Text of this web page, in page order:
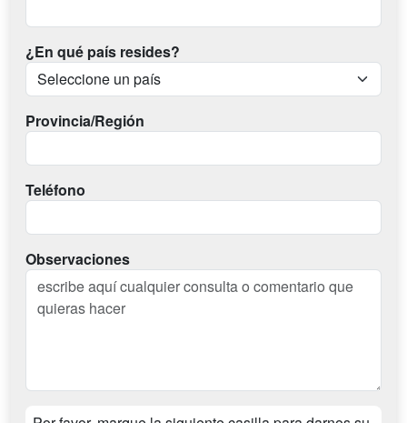
¿En qué país resides?
Provincia/Región
Teléfono
Observaciones